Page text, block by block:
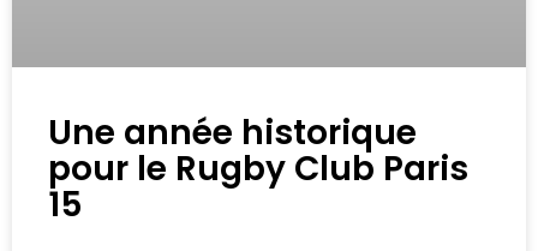
Une année historique
pour le Rugby Club Paris
15